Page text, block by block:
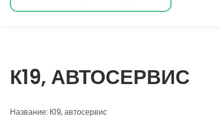
К19, АВТОСЕРВИС
Название: К19, автосервис